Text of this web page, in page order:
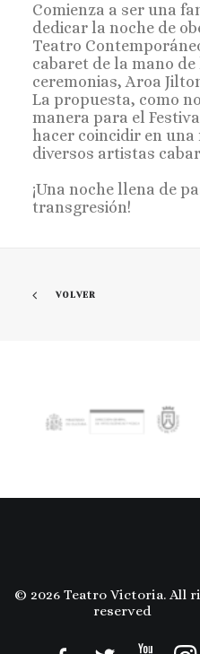
Comienza a ser una
dedicar la noche de
Teatro
cabaret de la mano
ceremonias, Aroa
La propuesta, como
manera para el
hacer coincidir en una
diversos artistas
¡Una noche llena de
transgresión!
VOLVER
© 2026 Teatro Victoria. All
reserved